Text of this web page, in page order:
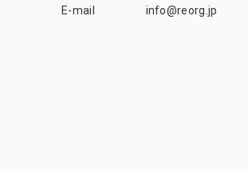
E-mail
info@reorg.jp